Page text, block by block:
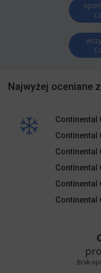
Najwyżej oceniane
Continental
Continental
Continental
Continental
Continental
Continental
Brak